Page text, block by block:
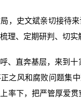
史文斌亲切接待来
理、定期研判、切
直奔基层，来到十
之风和腐败问题集
率下，把严管厚爱